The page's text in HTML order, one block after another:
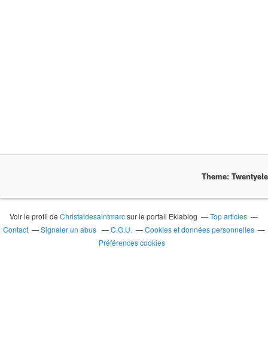
Theme:
Voir le profil deChristaldesaintmarcsur le portail Eklablog
Top articles
Contact
Signaler un abus C.G.U.
Cookies et données personnelles
Préférences cookies